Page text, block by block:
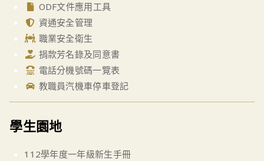
ODF文件應用工具
資通安全管理
職業安全衛生
捐款芳名錄及同意書
電話分機號碼一覽表
教職員汽機車停車登記
學生園地
112學年度一年級新生手冊